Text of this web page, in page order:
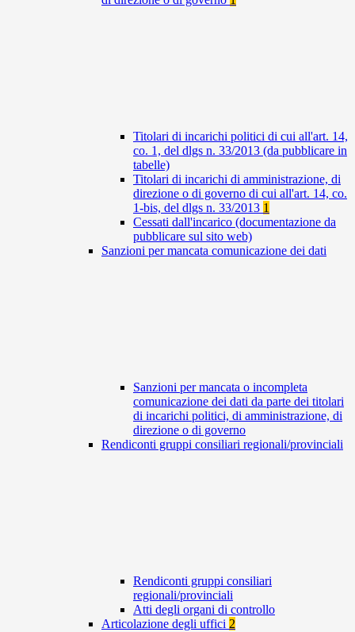
Titolari di incarichi politici di cui all'art. 14,
co. 1, del dlgs n. 33/2013 (da pubblicare in
tabelle)
Titolari di incarichi di amministrazione, di
direzione o di governo di cui all'art. 14, co.
1-bis, del dlgs n. 33/2013 1
Cessati dall'incarico (documentazione da
pubblicare sul sito web)
Sanzioni per mancata comunicazione dei dati
Sanzioni per mancata o incompleta
comunicazione dei dati da parte dei titolari
di incarichi politici, di amministrazione, di
direzione o di governo
Rendiconti gruppi consiliari regionali/provinciali
Rendiconti gruppi consiliari
regionali/provinciali
Atti degli organi di controllo
Articolazione degli uffici 2